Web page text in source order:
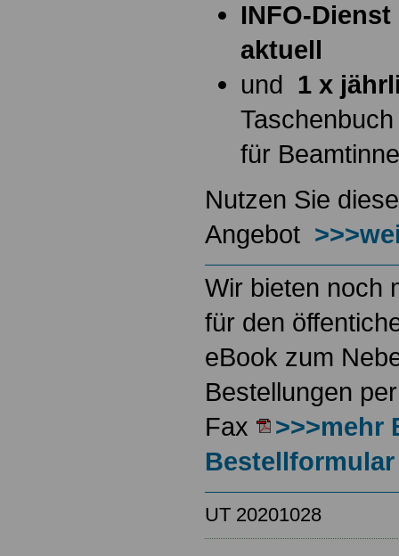
INFO-
aktuell
und 1 x
Taschenbuch
für
Nutzen Sie
Angebot
Wir bieten noch
für den
eBook zum
Bestellungen
Fax
>>>mehr
Bestellformular
UT 20201028